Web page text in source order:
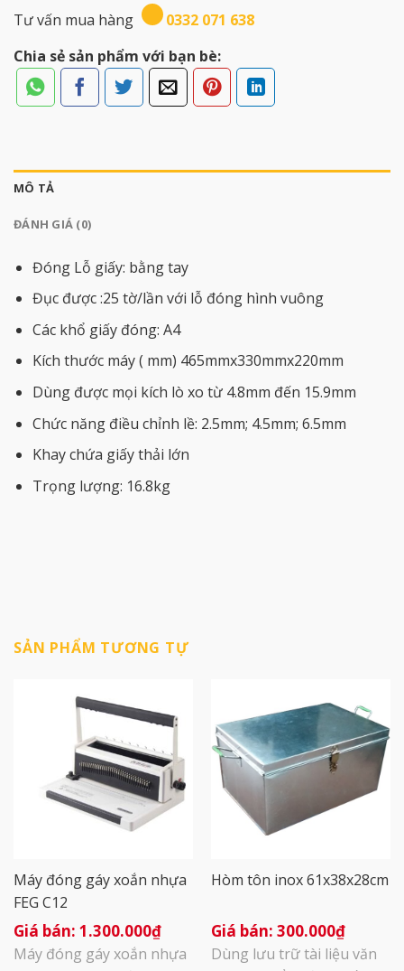
Tư vấn mua hàng
0332 071 638
Chia sẻ sản phẩm với bạn bè:
MÔ TẢ
ĐÁNH GIÁ (0)
Đóng Lỗ giấy: bằng tay
Đục được :25 tờ/lần với lỗ đóng hình vuông
Các khổ giấy đóng: A4
Kích thước máy ( mm) 465mmx330mmx220mm
Dùng được mọi kích lò xo từ 4.8mm đến 15.9mm
Chức năng điều chỉnh lề: 2.5mm; 4.5mm; 6.5mm
Khay chứa giấy thải lớn
Trọng lượng: 16.8kg
SẢN PHẨM TƯƠNG TỰ
Máy đóng gáy xoắn nhựa
FEG C12
1.300.000₫
Máy đóng gáy xoắn nhựa
Hòm tôn inox 61x38x28cm
300.000₫
Dùng lưu trữ tài liệu văn